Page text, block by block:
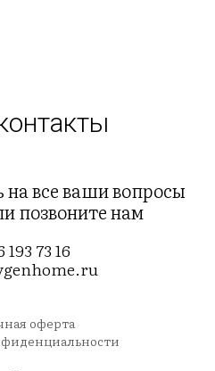
все ваши вопросы
позвоните нам
193 73 16
оферта